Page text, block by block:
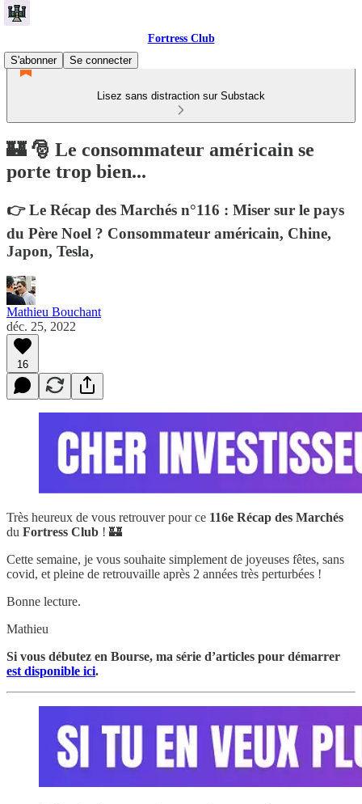
Fortress Club
S'abonner
Se connecter
Lisez sans distraction sur Substack
🏰 🎅 Le consommateur américain se
porte trop bien...
👉 Le Récap des Marchés n°116 : Miser sur le pays
du Père Noel ? Consommateur américain, Chine,
Japon, Tesla,
Mathieu Bouchant
déc. 25, 2022
16
Très heureux de vous retrouver pour ce 116e Récap des Marchés
du Fortress Club ! 🏰
Cette semaine, je vous souhaite simplement de joyeuses fêtes, sans
covid, et pleine de retrouvaille après 2 années très perturbées !
Bonne lecture.
Mathieu
Si vous débutez en Bourse, ma série d’articles pour démarrer
est disponible ici.